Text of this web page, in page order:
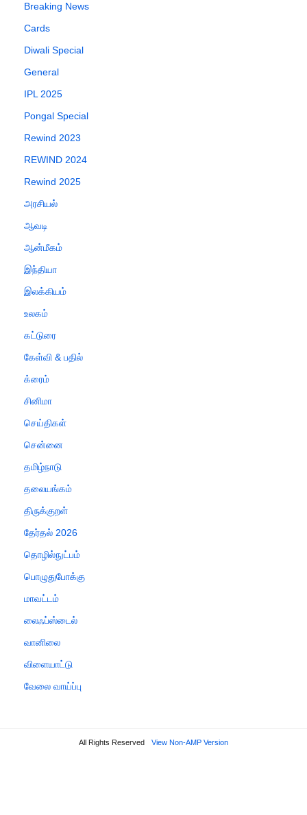
Breaking News
Cards
Diwali Special
General
IPL 2025
Pongal Special
Rewind 2023
REWIND 2024
Rewind 2025
அரசியல்
ஆவடி
ஆன்மீகம்
இந்தியா
இலக்கியம்
உலகம்
கட்டுரை
கேள்வி & பதில்
க்ரைம்
சினிமா
செய்திகள்
சென்னை
தமிழ்நாடு
தலையங்கம்
திருக்குறள்
தேர்தல் 2026
தொழில்நுட்பம்
பொழுதுபோக்கு
மாவட்டம்
லைஃப்ஸ்டைல்
வானிலை
விளையாட்டு
வேலை வாய்ப்பு
All Rights Reserved View Non-AMP Version